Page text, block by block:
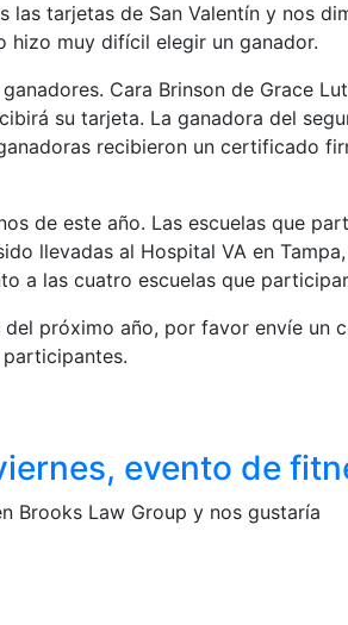
tarjetas de San Valentín y nos
hizo muy difícil elegir un ganador.
Cara Brinson de Grace
su tarjeta. La ganadora del
recibieron un certificado
de este año. Las escuelas que
llevadas al Hospital VA en
a las cuatro escuelas que
próximo año, por favor envíe un
evento de
Brooks Law Group y nos gustaría